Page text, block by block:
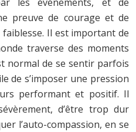
preuve de courage et de
Il est important de
traverse des moments
normal de se sentir parfois
de s’imposer une pression
performant et positif. Il
d’être trop dur
l’auto-compassion, en se